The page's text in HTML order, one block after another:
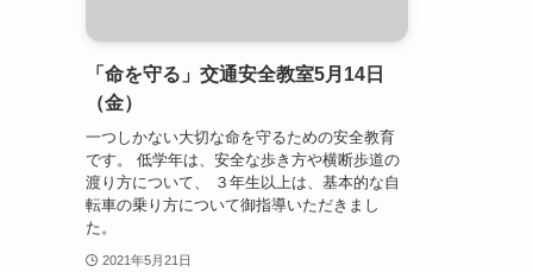
「命を守る」交通安全教室5月14日
（金）
一つしかない大切な命を守るための安全教育
です。 低学年は、安全な歩き方や横断歩道の
渡り方について、 ３年生以上は、基本的な自
転車の乗り方について御指導いただきまし
た。
2021年5月21日